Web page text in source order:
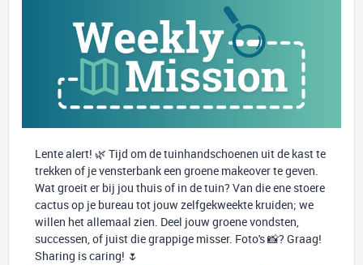
Lente alert! 🌿 Tijd om de tuinhandschoenen uit de kast te
trekken of je vensterbank een groene makeover te geven.
Wat groeit er bij jou thuis of in de tuin? Van die ene stoere
cactus op je bureau tot jouw zelfgekweekte kruiden; we
willen het allemaal zien. Deel jouw groene vondsten,
successen, of juist die grappige misser. Foto's 📸? Graag!
Sharing is caring! 🌷